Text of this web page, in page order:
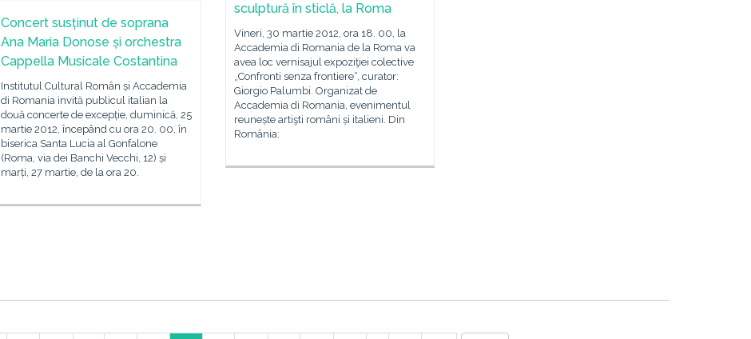
sculptură în sticlă, la Roma
Vineri, 30 martie 2012, ora 18. 00, la
Accademia di Romania de la Roma va
avea loc vernisajul expoziţiei colective
„Confronti senza frontiere“, curator:
Giorgio Palumbi. Organizat de
Accademia di Romania, evenimentul
reunește artişti români și italieni. Din
România:
Concert susținut de soprana
Ana Maria Donose și orchestra
Cappella Musicale Costantina
Institutul Cultural Român și Accademia
di Romania invită publicul italian la
două concerte de excepție, duminică, 25
martie 2012, începând cu ora 20. 00, în
biserica Santa Lucia al Gonfalone
(Roma, via dei Banchi Vecchi, 12) și
marți, 27 martie, de la ora 20.